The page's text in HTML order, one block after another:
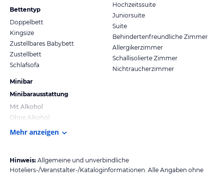
Bettentyp
Doppelbett
Kingsize
Zustellbares Babybett
Zustellbett
Schlafsofa
Minibar
Minibarausstattung
Mit Alkohol
Ohne Alkohol
Hochzeitssuite
Juniorsuite
Suite
Behindertenfreundliche Zimmer
Allergikerzimmer
Schallisolierte Zimmer
Nichtraucherzimmer
Mehr anzeigen
Hinweis: Allgemeine und unverbindliche
Hoteliers-/Veranstalter-/Kataloginformationen. Alle Angaben ohne